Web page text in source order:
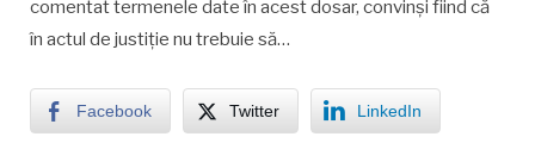
comentat termenele date în acest dosar, convinși fiind că
în actul de justiție nu trebuie să…
Facebook Twitter LinkedIn